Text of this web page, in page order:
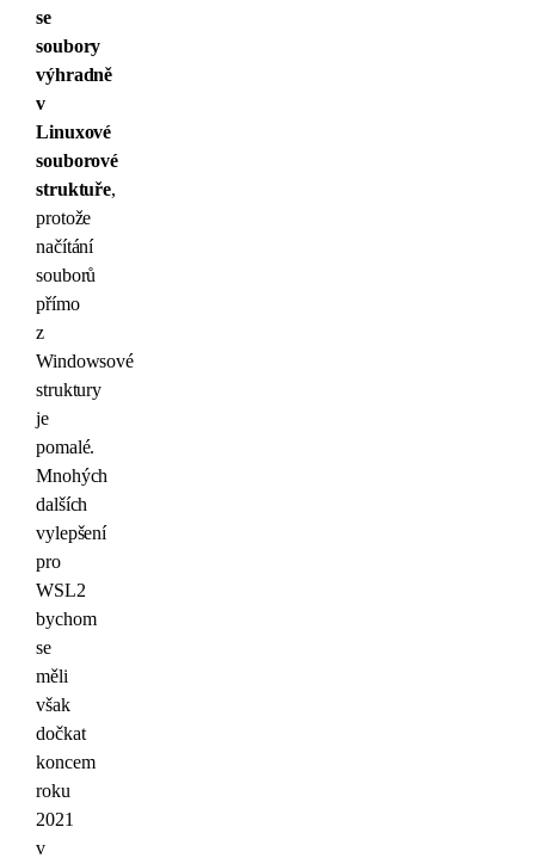
se
soubory
výhradně
v
Linuxové
souborové
struktuře,
protože
načítání
souborů
přímo
z
Windowsové
struktury
je
pomalé.
Mnohých
dalších
vylepšení
pro
WSL2
bychom
se
měli
však
dočkat
koncem
roku
2021
v